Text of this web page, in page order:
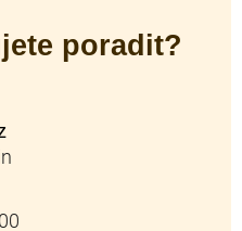
poradit?